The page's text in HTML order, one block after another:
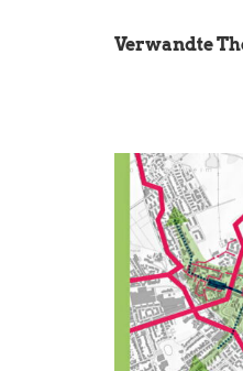
Verwandte